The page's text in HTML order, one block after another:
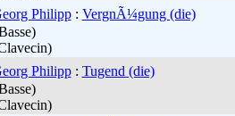
Philipp: VergnÃ¼gung (die)
Philipp: Tugend (die)